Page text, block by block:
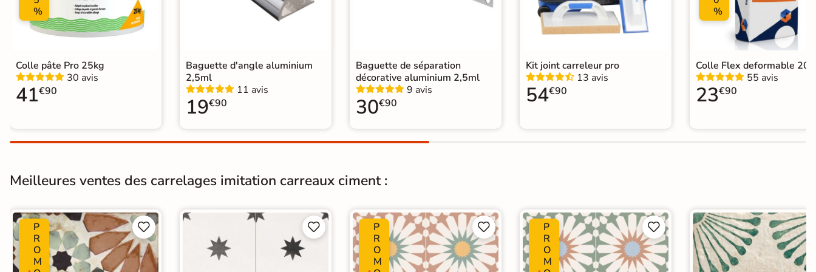
Carrelage carreaux de ciment Carrelage Beige
Carrelage 33x33 cm
Carrelage sol cuisine|Carrelage salon moderne
Carrelage Chambre|
%
Colle pâte Pro 25kg
30 avis
41€90
Baguette d'angle aluminium
2,5ml
11 avis
19€90
Baguette de séparation
décorative aluminium 2,5ml
9 avis
30€90
Kit joint carreleur pro
13 avis
54€90
%
Colle Flex deformable
55 avis
23€90
Meilleures ventes des carrelages imitation carreaux ciment :
P
R
O
M

 

P
R
O
M


P
R
O
M

